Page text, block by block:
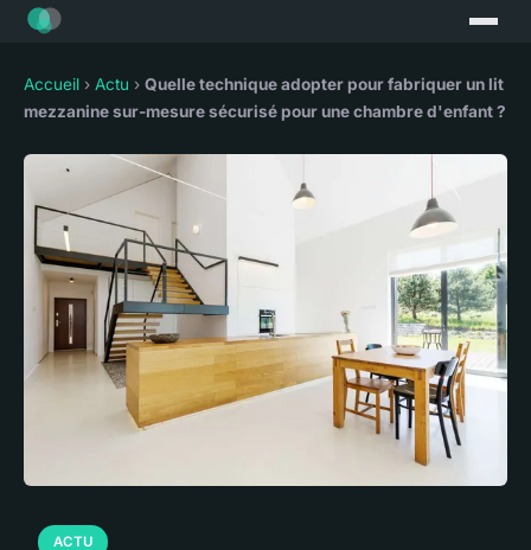
Accueil › Actu › Quelle technique adopter pour fabriquer un lit
mezzanine sur-mesure sécurisé pour une chambre d'enfant ?
ACTU